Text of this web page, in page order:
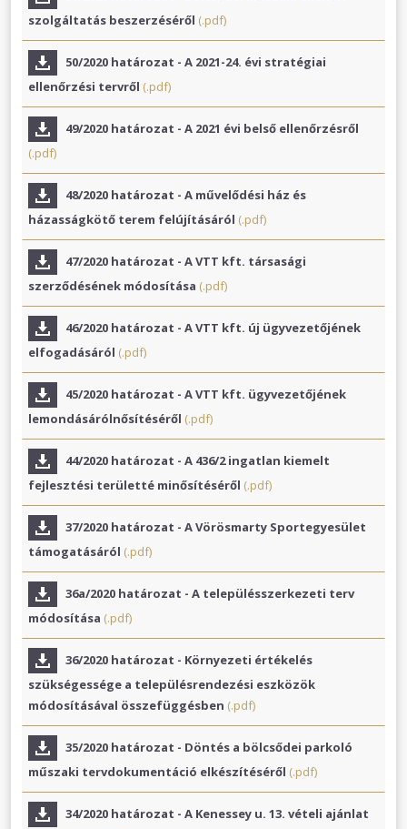
szolgáltatás beszerzéséről (.pdf)
50/2020 határozat - A 2021-24. évi stratégiai
ellenőrzési tervről (.pdf)
49/2020 határozat - A 2021 évi belső ellenőrzésről
(.pdf)
48/2020 határozat - A művelődési ház és
házasságkötő terem felújításáról (.pdf)
47/2020 határozat - A VTT kft. társasági
szerződésének módosítása (.pdf)
46/2020 határozat - A VTT kft. új ügyvezetőjének
elfogadásáról (.pdf)
45/2020 határozat - A VTT kft. ügyvezetőjének
lemondásárólnősítéséről (.pdf)
44/2020 határozat - A 436/2 ingatlan kiemelt
fejlesztési területté minősítéséről (.pdf)
37/2020 határozat - A Vörösmarty Sportegyesület
támogatásáról (.pdf)
36a/2020 határozat - A településszerkezeti terv
módosítása (.pdf)
36/2020 határozat - Környezeti értékelés
szükségessége a településrendezési eszközök
módosításával összefüggésben (.pdf)
35/2020 határozat - Döntés a bölcsődei parkoló
műszaki tervdokumentáció elkészítéséről (.pdf)
34/2020 határozat - A Kenessey u. 13. vételi ajánlat